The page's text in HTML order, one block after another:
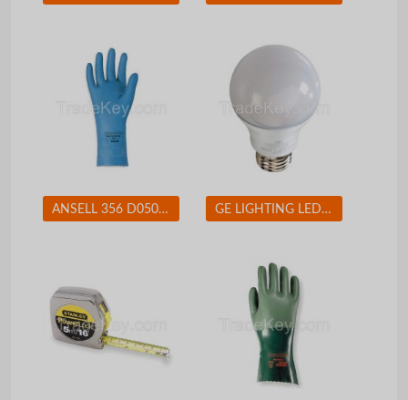
ANSELL 356 D0508 Chemical Resistant Glove 17 mil Sz 7 PR GE LIGHTING LED11DA19V3827W LED Lamp A19 11W Med 2700K Dim